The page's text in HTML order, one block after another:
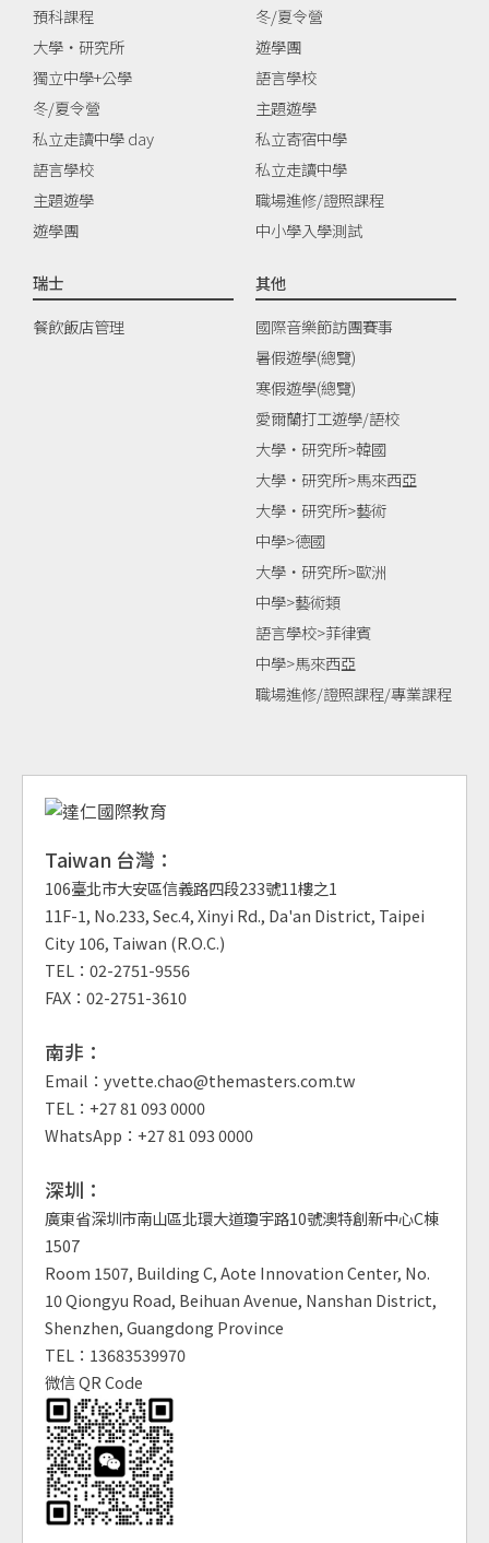
預科課程
大學‧研究所
獨立中學+公學
冬/夏令營
私立走讀中學 day
語言學校
主題遊學
遊學團
冬/夏令營
遊學團
語言學校
主題遊學
私立寄宿中學
私立走讀中學
職場進修/證照課程
中小學入學測試
瑞士
餐飲飯店管理
其他
國際音樂節訪團賽事
暑假遊學(總覽)
寒假遊學(總覽)
愛爾蘭打工遊學/語校
大學‧研究所>韓國
大學‧研究所>馬來西亞
大學‧研究所>藝術
中學>德國
大學‧研究所>歐洲
中學>藝術類
語言學校>菲律賓
中學>馬來西亞
職場進修/證照課程/專業課程
Taiwan 台灣：
106臺北市大安區信義路四段233號11樓之1
11F-1, No.233, Sec.4, Xinyi Rd., Da'an District, Taipei
City 106, Taiwan (R.O.C.)
TEL：02-2751-9556
FAX：02-2751-3610
南非：
Email：yvette.chao@themasters.com.tw
TEL：+27 81 093 0000
WhatsApp：+27 81 093 0000
深圳：
廣東省深圳市南山區北環大道瓊宇路10號澳特創新中心C棟
1507
Room 1507, Building C, Aote Innovation Center, No.
10 Qiongyu Road, Beihuan Avenue, Nanshan District,
Shenzhen, Guangdong Province
TEL：13683539970
微信 QR Code